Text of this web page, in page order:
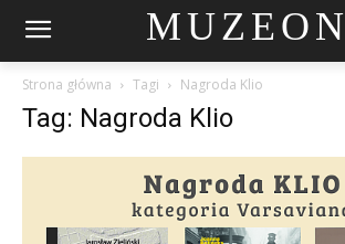
MUZEON
Strona główna Tagi Nagroda Klio
Tag: Nagroda Klio